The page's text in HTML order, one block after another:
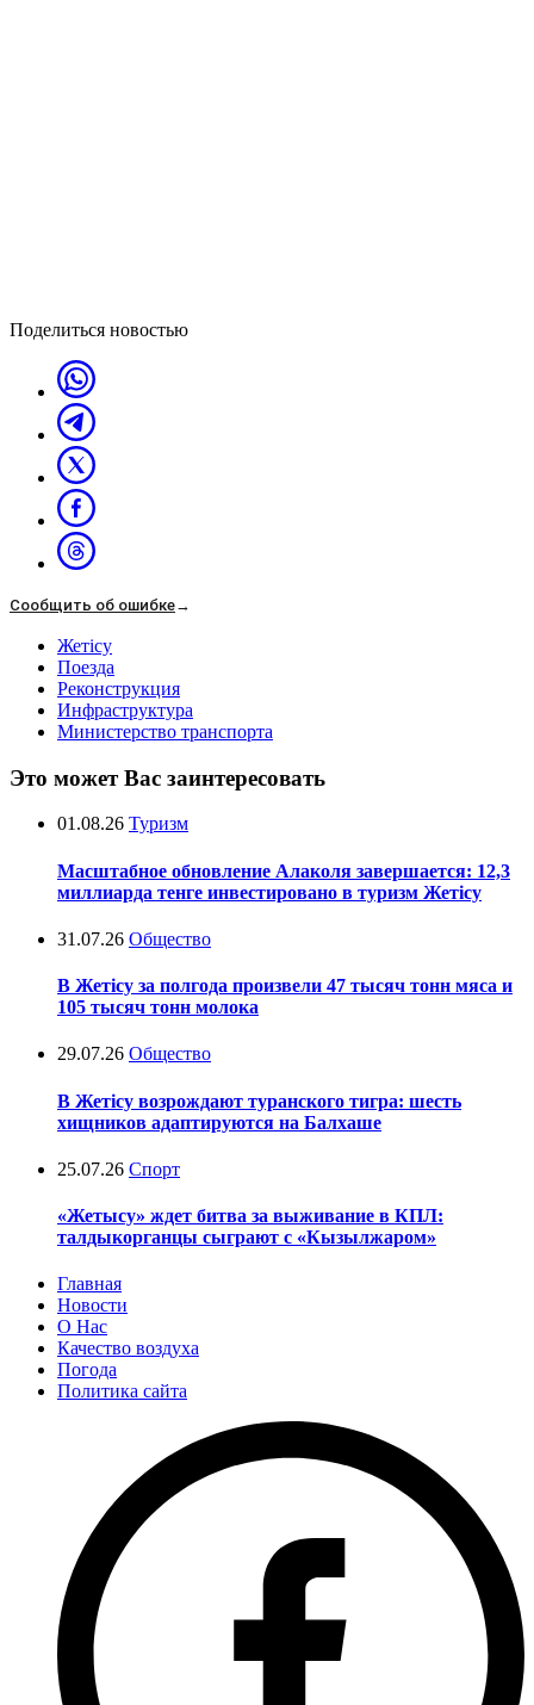
Поделиться новостью
Сообщить об ошибке→
Жетісу
Поезда
Реконструкция
Инфраструктура
Министерство транспорта
Это может Вас заинтересовать
01.08.26 Туризм
Масштабное обновление Алаколя завершается: 12,3
миллиарда тенге инвестировано в туризм Жетісу
31.07.26 Общество
В Жетісу за полгода произвели 47 тысяч тонн мяса и
105 тысяч тонн молока
29.07.26 Общество
В Жетісу возрождают туранского тигра: шесть
хищников адаптируются на Балхаше
25.07.26 Спорт
«Жетысу» ждет битва за выживание в КПЛ:
талдыкорганцы сыграют с «Кызылжаром»
Главная
Новости
О Нас
Качество воздуха
Погода
Политика сайта